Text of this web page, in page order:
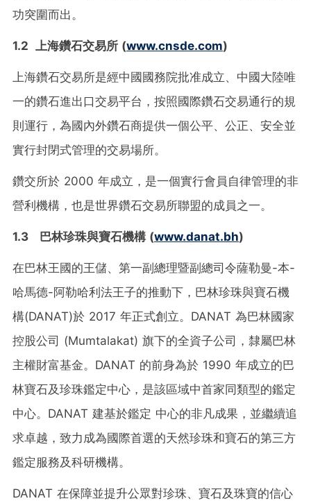
功突圍而出。
1.2 上海鑽石交易所 (www.cnsde.com)
上海鑽石交易所是經中國國務院批准成立、中國大陸唯
一的鑽石進出口交易平台，按照國際鑽石交易通行的規
則運行，為國內外鑽石商提供一個公平、公正、安全並
實行封閉式管理的交易場所。
鑽交所於 2000 年成立，是一個實行會員自律管理的非
營利機構，也是世界鑽石交易所聯盟的成員之一。
1.3 巴林珍珠與寶石機構 (www.danat.bh)
在巴林王國的王儲、第一副總理暨副總司令薩勒曼-本-
哈馬德-阿勒哈利法王子的推動下，巴林珍珠與寶石機
構(DANAT)於 2017 年正式創立。DANAT 為巴林國家
控股公司 (Mumtalakat) 旗下的全資子公司，隸屬巴林
主權財富基金。DANAT 的前身為於 1990 年成立的巴
林寶石及珍珠鑑定中心，是該區域中首家同類型的鑑定
中心。DANAT 建基於鑑定 中心的非凡成果，並繼續追
求卓越，致力成為國際首選的天然珍珠和寶石的第三方
鑑定服務及科研機構。
DANAT 在保障並提升公眾對珍珠、寶石及珠寶的信心